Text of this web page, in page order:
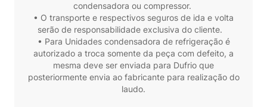
condensadora ou compressor.
• O transporte e respectivos seguros de ida e volta
serão de responsabilidade exclusiva do cliente.
• Para Unidades condensadora de refrigeração é
autorizado a troca somente da peça com defeito, a
mesma deve ser enviada para Dufrio que
posteriormente envia ao fabricante para realização do
laudo.